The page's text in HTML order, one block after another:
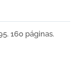
160 páginas.